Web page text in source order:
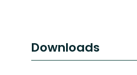
Downloads